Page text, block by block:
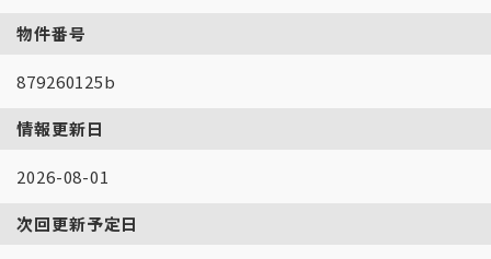
物件番号
879260125b
情報更新日
2026-08-01
次回更新予定日